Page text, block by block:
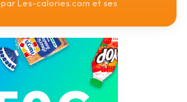
Les-calories.com et ses